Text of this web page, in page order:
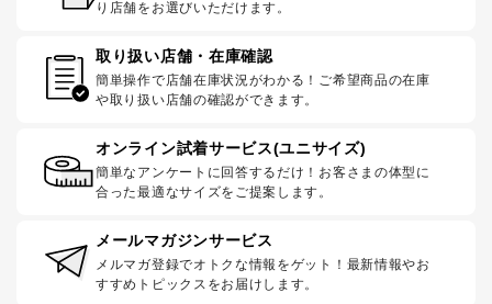
り店舗をお選びいただけます。
取り扱い店舗・在庫確認
簡単操作で店舗在庫状況がわかる！ご希望商品の在庫
や取り扱い店舗の確認ができます。
オンライン試着サービス(ユニサイズ)
簡単なアンケートに回答するだけ！お客さまの体型に
合った最適なサイズをご提案します。
メールマガジンサービス
メルマガ登録でオトクな情報をゲット！最新情報やお
すすめトピックスをお届けします。